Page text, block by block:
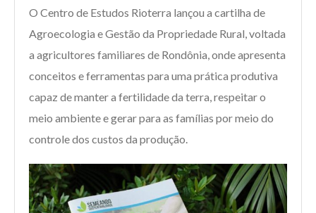
O Centro de Estudos Rioterra lançou a cartilha de
Agroecologia e Gestão da Propriedade Rural, voltada
a agricultores familiares de Rondônia, onde apresenta
conceitos e ferramentas para uma prática produtiva
capaz de manter a fertilidade da terra, respeitar o
meio ambiente e gerar para as famílias por meio do
controle dos custos da produção.